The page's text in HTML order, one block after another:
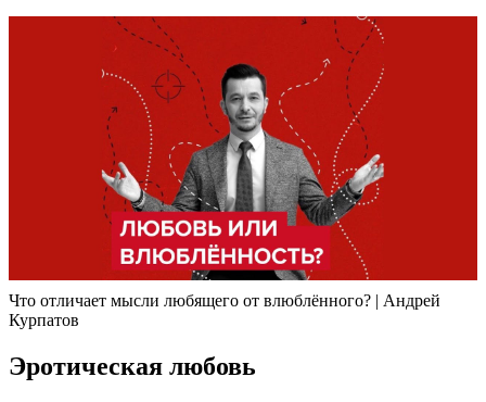
Что отличает мысли любящего от влюблённого? | Андрей
Курпатов
Эротическая любовь